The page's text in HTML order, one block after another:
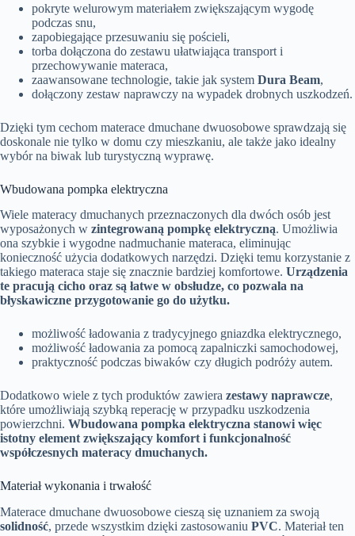
pokryte welurowym materiałem zwiększającym wygodę
podczas snu,
zapobiegające przesuwaniu się pościeli,
torba dołączona do zestawu ułatwiająca transport i
przechowywanie materaca,
zaawansowane technologie, takie jak system Dura Beam,
dołączony zestaw naprawczy na wypadek drobnych uszkodzeń.
Dzięki tym cechom materace dmuchane dwuosobowe sprawdzają się
doskonale nie tylko w domu czy mieszkaniu, ale także jako idealny
wybór na biwak lub turystyczną wyprawę.
Wbudowana pompka elektryczna
Wiele materacy dmuchanych przeznaczonych dla dwóch osób jest
wyposażonych w zintegrowaną pompkę elektryczną. Umożliwia
ona szybkie i wygodne nadmuchanie materaca, eliminując
konieczność użycia dodatkowych narzędzi. Dzięki temu korzystanie z
takiego materaca staje się znacznie bardziej komfortowe. Urządzenia
te pracują cicho oraz są łatwe w obsłudze, co pozwala na
błyskawiczne przygotowanie go do użytku.
możliwość ładowania z tradycyjnego gniazdka elektrycznego,
możliwość ładowania za pomocą zapalniczki samochodowej,
praktyczność podczas biwaków czy długich podróży autem.
Dodatkowo wiele z tych produktów zawiera zestawy naprawcze,
które umożliwiają szybką reperację w przypadku uszkodzenia
powierzchni. Wbudowana pompka elektryczna stanowi więc
istotny element zwiększający komfort i funkcjonalność
współczesnych materacy dmuchanych.
Materiał wykonania i trwałość
Materace dmuchane dwuosobowe cieszą się uznaniem za swoją
solidność, przede wszystkim dzięki zastosowaniu PVC. Materiał ten